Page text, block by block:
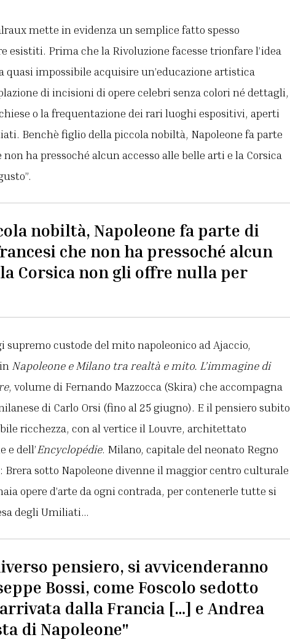
mette in evidenza un semplice fatto spesso
esistiti. Prima che la Rivoluzione facesse trionfare l’idea
impossibile acquisire un’educazione artistica
di incisioni di opere celebri senza colori né dettagli,
o la frequentazione dei rari luoghi espositivi, aperti
Benchè figlio della piccola nobiltà, Napoleone fa parte
ha pressoché alcun accesso alle belle arti e la Corsica
nobiltà, Napoleone fa parte di
che non ha pressoché alcun
Corsica non gli offre nulla per
supremo custode del mito napoleonico ad Ajaccio,
Napoleone e Milano tra realtà e mito. L’immagine di
, volume di Fernando Mazzocca (Skira) che accompagna
di Carlo Orsi (fino al 25 giugno). E il pensiero subito
ricchezza, con al vertice il Louvre, architettato
e dell’Encyclopédie. Milano, capitale del neonato Regno
Brera sotto Napoleone divenne il maggior centro culturale
opere d’arte da ogni contrada, per contenerle tutte si
degli Umiliati…
pensiero, si avvicenderanno
Bossi, come Foscolo sedotto
dalla Francia […] e Andrea
di Napoleone"